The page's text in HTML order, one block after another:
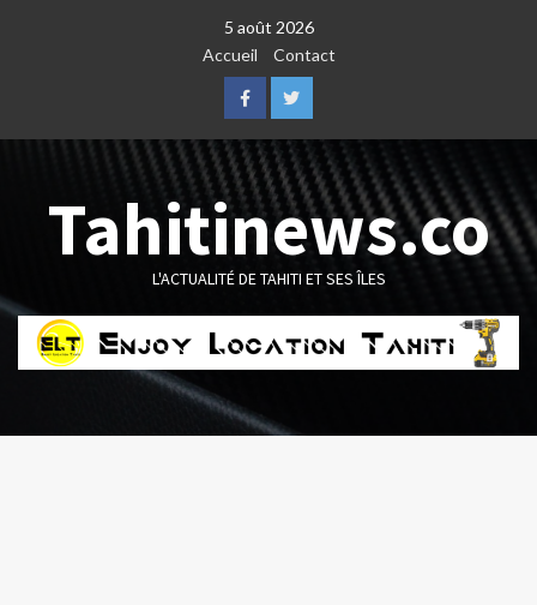
5 août 2026
Accueil
Contact
FacebookTwitter
Tahitinews.co
L'ACTUALITÉ DE TAHITI ET SES ÎLES